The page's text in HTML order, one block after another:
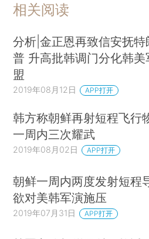
相关阅读
分析|金正恩再致信安抚特
普 升高批韩调门分化韩美
盟
2019年08月12日 APP打开
韩方称朝鲜再射短程飞行
一周内三次耀武
2019年08月02日 APP打开
朝鲜一周内两度发射短程
欲对美韩军演施压
2019年07月31日 APP打开